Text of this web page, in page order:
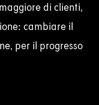
di clienti,
cambiare il
per il progresso